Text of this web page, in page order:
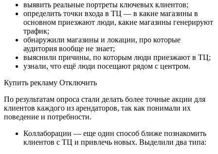
выявить реальные портреты ключевых клиентов;
определить точки входа в ТЦ — в какие магазины в
основном приезжают люди, какие магазины генерируют
трафик;
обнаружили магазины и локации, про которые
аудитория вообще не знает;
выяснили причины, по которым люди приезжают в ТЦ;
узнали, что ещё люди посещают рядом с центром.
Купить рекламу Отключить
По результатам опроса стали делать более точные акции для
клиентов каждого из арендаторов, так как понимали их
поведение и потребности.
Коллаборации — еще один способ ближе познакомить
клиентов с ТЦ и привлечь новых. Выделили два типа: